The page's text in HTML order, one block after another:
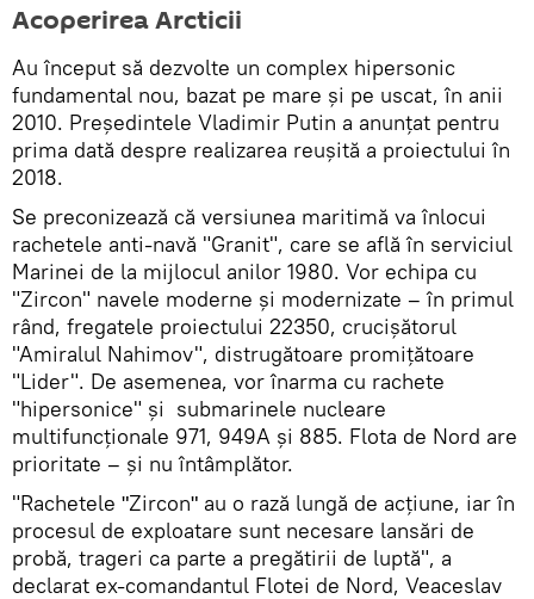
Acoperirea Arcticii
Au început să dezvolte un complex hipersonic
fundamental nou, bazat pe mare și pe uscat, în anii
2010. Președintele Vladimir Putin a anunțat pentru
prima dată despre realizarea reușită a proiectului în
2018.
Se preconizează că versiunea maritimă va înlocui
rachetele anti-navă "Granit", care se află în serviciul
Marinei de la mijlocul anilor 1980. Vor echipa cu
"Zircon" navele moderne și modernizate – în primul
rând, fregatele proiectului 22350, crucișătorul
"Amiralul Nahimov", distrugătoare promițătoare
"Lider". De asemenea, vor înarma cu rachete
"hipersonice" și submarinele nucleare
multifuncționale 971, 949A și 885. Flota de Nord are
prioritate – și nu întâmplător.
"Rachetele ʺZirconʺ au o rază lungă de acțiune, iar în
procesul de exploatare sunt necesare lansări de
probă, trageri ca parte a pregătirii de luptă", a
declarat ex-comandantul Flotei de Nord, Veaceslav